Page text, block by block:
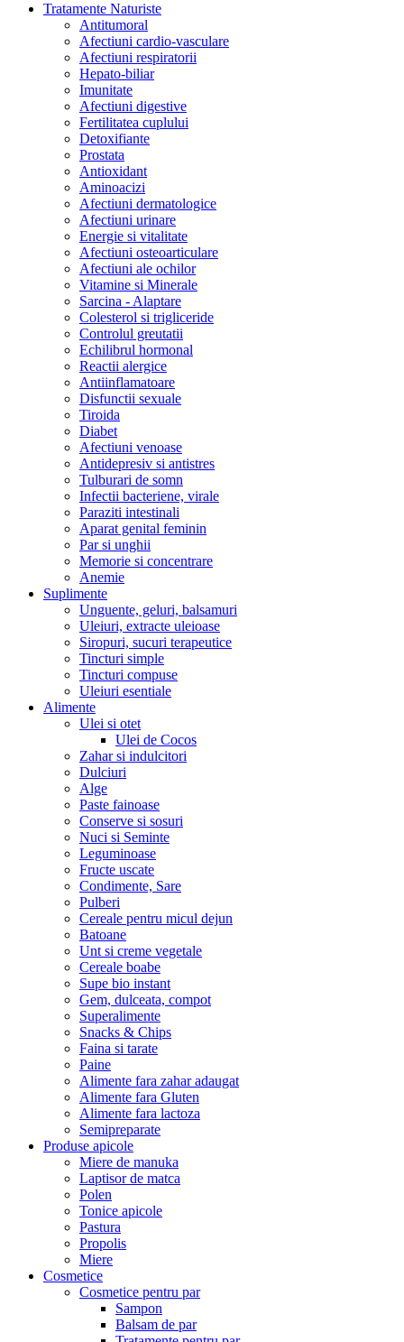
Tratamente Naturiste
Antitumoral
Afectiuni cardio-vasculare
Afectiuni respiratorii
Hepato-biliar
Imunitate
Afectiuni digestive
Fertilitatea cuplului
Detoxifiante
Prostata
Antioxidant
Aminoacizi
Afectiuni dermatologice
Afectiuni urinare
Energie si vitalitate
Afectiuni osteoarticulare
Afectiuni ale ochilor
Vitamine si Minerale
Sarcina - Alaptare
Colesterol si trigliceride
Controlul greutatii
Echilibrul hormonal
Reactii alergice
Antiinflamatoare
Disfunctii sexuale
Tiroida
Diabet
Afectiuni venoase
Antidepresiv si antistres
Tulburari de somn
Infectii bacteriene, virale
Paraziti intestinali
Aparat genital feminin
Par si unghii
Memorie si concentrare
Anemie
Suplimente
Unguente, geluri, balsamuri
Uleiuri, extracte uleioase
Siropuri, sucuri terapeutice
Tincturi simple
Tincturi compuse
Uleiuri esentiale
Alimente
Ulei si otet
Ulei de Cocos
Zahar si indulcitori
Dulciuri
Alge
Paste fainoase
Conserve si sosuri
Nuci si Seminte
Leguminoase
Fructe uscate
Condimente, Sare
Pulberi
Cereale pentru micul dejun
Batoane
Unt si creme vegetale
Cereale boabe
Supe bio instant
Gem, dulceata, compot
Superalimente
Snacks & Chips
Faina si tarate
Paine
Alimente fara zahar adaugat
Alimente fara Gluten
Alimente fara lactoza
Semipreparate
Produse apicole
Miere de manuka
Laptisor de matca
Polen
Tonice apicole
Pastura
Propolis
Miere
Cosmetice
Cosmetice pentru par
Sampon
Balsam de par